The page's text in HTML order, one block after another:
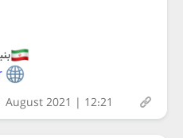
August 2021 | 12:21